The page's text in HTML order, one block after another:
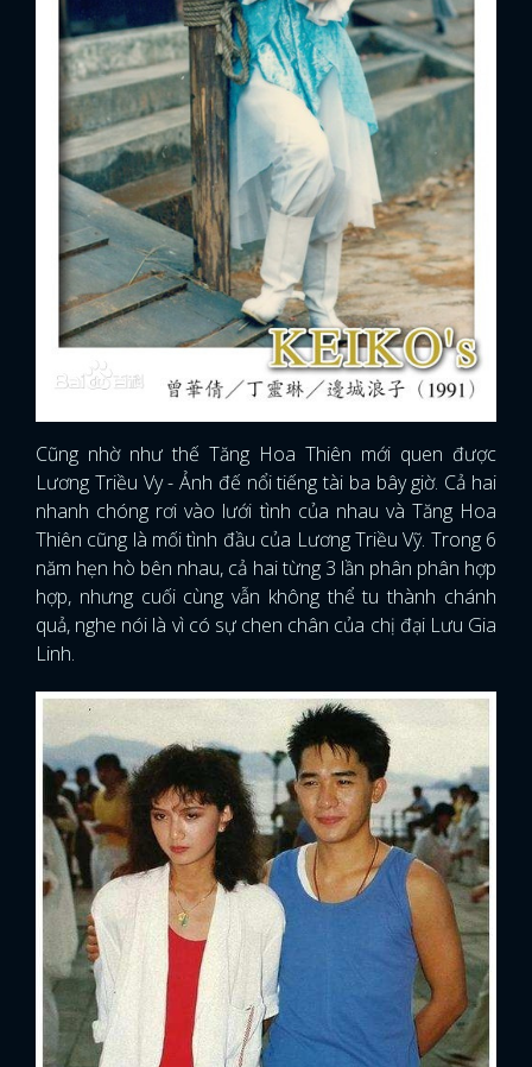
Cũng nhờ như thế Tăng Hoa Thiên mới quen được
Lương Triều Vy - Ảnh đế nổi tiếng tài ba bây giờ. Cả hai
nhanh chóng rơi vào lưới tình của nhau và Tăng Hoa
Thiên cũng là mối tình đầu của Lương Triều Vỹ. Trong 6
năm hẹn hò bên nhau, cả hai từng 3 lần phân phân hợp
hợp, nhưng cuối cùng vẫn không thể tu thành chánh
quả, nghe nói là vì có sự chen chân của chị đại Lưu Gia
Linh.